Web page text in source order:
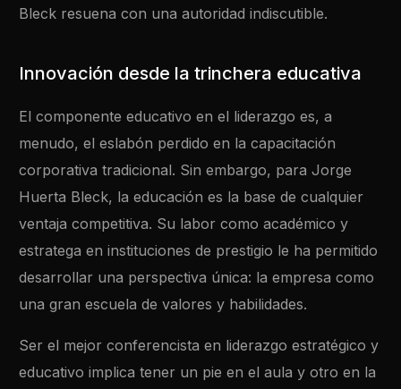
Bleck resuena con una autoridad indiscutible.
Innovación desde la trinchera educativa
El componente educativo en el liderazgo es, a
menudo, el eslabón perdido en la capacitación
corporativa tradicional. Sin embargo, para Jorge
Huerta Bleck, la educación es la base de cualquier
ventaja competitiva. Su labor como académico y
estratega en instituciones de prestigio le ha permitido
desarrollar una perspectiva única: la empresa como
una gran escuela de valores y habilidades.
Ser el mejor conferencista en liderazgo estratégico y
educativo implica tener un pie en el aula y otro en la